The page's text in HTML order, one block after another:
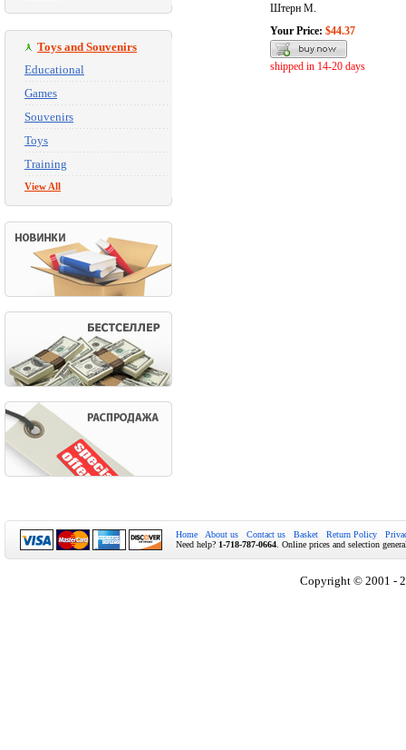
Toys and Souvenirs
Educational
Games
Souvenirs
Toys
Training
View All
Штерн М.
Your Price: $44.37
shipped in 14-20 days
Home About us Contact us Basket Return Policy
Need help? 1-718-787-0664 . Online prices and selection
Copyright © 2001 -